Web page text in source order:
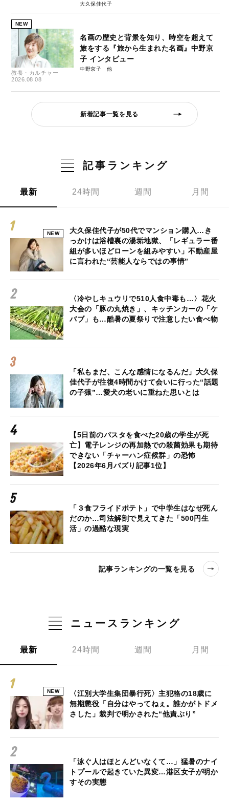
大久保佳代子
NEW
教養・カルチャー
2026.08.08
名画の歴史と背景を知り、時空を超えて
旅をする『旅から生まれた名画』中野京
子 インタビュー
中野京子
新着記事一覧を見る
記事ランキング
最新 24時間 週間 月間
NEW
大久保佳代子が50代でマンション購入…き
っかけは浴槽裏の湯垢地獄、「レギュラー番
組が多いほどローンを組みやすい」不動産屋
に言われた“芸能人ならではの事情”
〈冷やしキュウリで510人食中毒も…〉花火
大会の「豚の丸焼き」、キッチンカーの「ケ
バブ」も…酷暑の夏祭りで注意したい食べ物
「私もまだ、こんな感情になるんだ」大久保
佳代子が往復4時間かけて会いに行った“話題
の子猿”…愛犬の老いに重ねた思いとは
【5日前のパスタを食べた20歳の学生が死
亡】電子レンジの再加熱での殺菌効果も期待
できない「チャーハン症候群」の恐怖
【2026年6月バズり記事1位】
「３食フライドポテト」で中学生はなぜ死ん
だのか…司法解剖で見えてきた「500円生
活」の過酷な現実
記事ランキングの一覧を見る
ニュースランキング
最新 24時間 週間 月間
NEW
〈江別大学生集団暴行死〉主犯格の18歳に
無期懲役「自分はやってねぇ。誰かがトドメ
さした」裁判で明かされた“他責ぶり”
「泳ぐ人はほとんどいなくて…」猛暑のナイ
トプールで起きていた異変…港区女子が明か
すその実態